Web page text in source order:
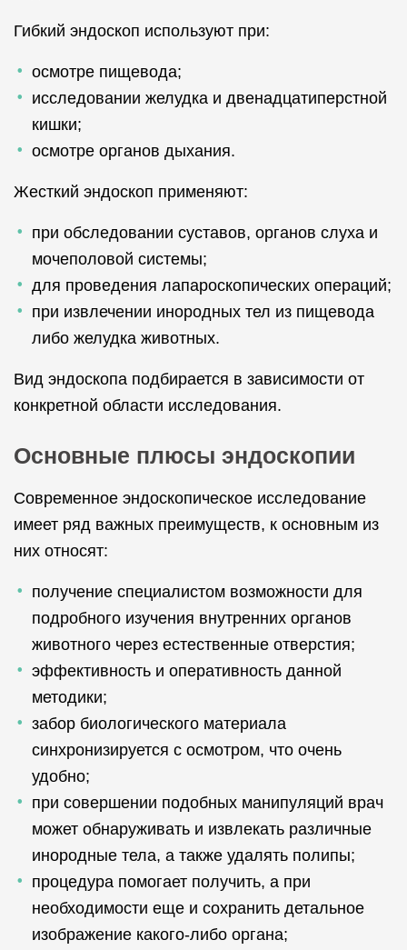
Гибкий эндоскоп используют при:
осмотре пищевода;
исследовании желудка и двенадцатиперстной
кишки;
осмотре органов дыхания.
Жесткий эндоскоп применяют:
при обследовании суставов, органов слуха и
мочеполовой системы;
для проведения лапароскопических операций;
при извлечении инородных тел из пищевода
либо желудка животных.
Вид эндоскопа подбирается в зависимости от
конкретной области исследования.
Основные плюсы эндоскопии
Современное эндоскопическое исследование
имеет ряд важных преимуществ, к основным из
них относят:
получение специалистом возможности для
подробного изучения внутренних органов
животного через естественные отверстия;
эффективность и оперативность данной
методики;
забор биологического материала
синхронизируется с осмотром, что очень
удобно;
при совершении подобных манипуляций врач
может обнаруживать и извлекать различные
инородные тела, а также удалять полипы;
процедура помогает получить, а при
необходимости еще и сохранить детальное
изображение какого-либо органа;